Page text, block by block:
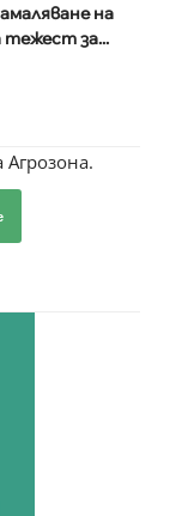
на
за...